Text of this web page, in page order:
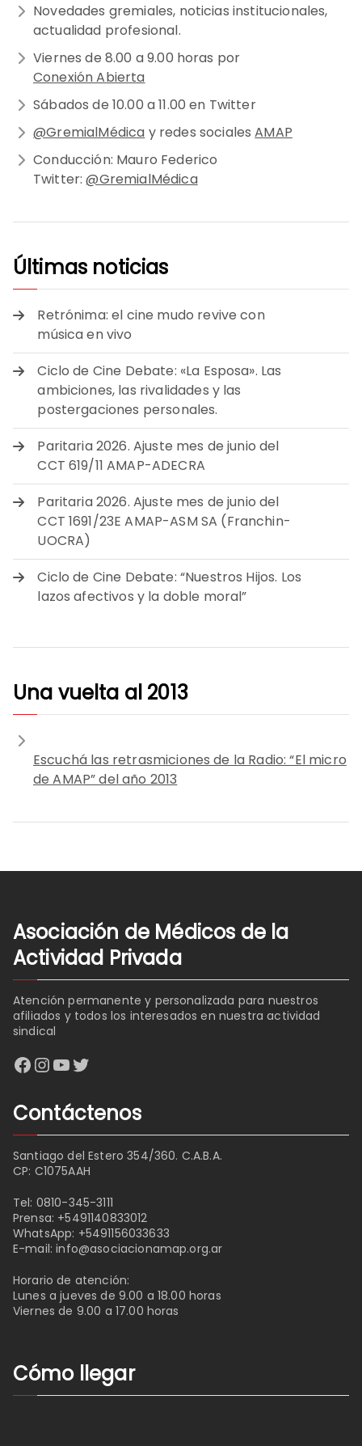
Novedades gremiales, noticias institucionales,
actualidad profesional.
Viernes de 8.00 a 9.00 horas por
Conexión Abierta
Sábados de 10.00 a 11.00 en Twitter
@GremialMédica y redes socialesAMAP
Conducción: Mauro Federico
Twitter:@GremialMédica
Últimas noticias
Retrónima: el cine mudo revive con
música en vivo
Ciclo de Cine Debate: «La Esposa». Las
ambiciones, las rivalidades y las
postergaciones personales.
Paritaria 2026. Ajuste mes de junio del
CCT 619/11 AMAP-ADECRA
Paritaria 2026. Ajuste mes de junio del
CCT 1691/23E AMAP-ASM SA (Franchin-
UOCRA)
Ciclo de Cine Debate: “Nuestros Hijos. Los
lazos afectivos y la doble moral”
Una vuelta al 2013
Escuchá las retrasmiciones de la Radio: “El micro
de AMAP” del año 2013
Asociación de Médicos de la
Actividad Privada
Atención permanente y personalizada para nuestros
afiliados y todos los interesados en nuestra actividad
sindical
Facebook
Instagram
YouTube
Twitter
Contáctenos
Santiago del Estero 354/360. C.A.B.A.
CP: C1075AAH
Tel: 0810-345-3111
Prensa: +5491140833012
WhatsApp: +5491156033633
E-mail:info@asociacionamap.org.ar
Horario de atención:
Lunes a jueves de 9.00 a 18.00 horas
Viernes de 9.00 a 17.00 horas
Cómo llegar